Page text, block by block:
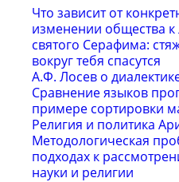
Что зависит от
изменении общества
святого Серафима:
вокруг тебя спасутся
А.Ф. Лосев о
Сравнение языков
примере сортировки
Религия и политика
Методологическая
подходах к
науки и религии